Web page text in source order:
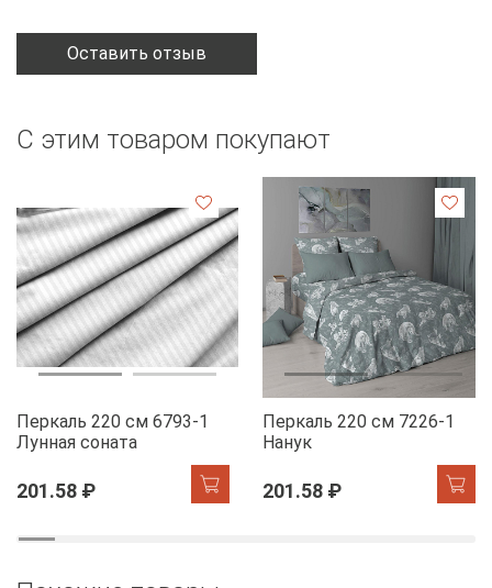
Оставить отзыв
С этим товаром покупают
Перкаль 220 см 6793-1
Лунная соната
201.58 ₽
Перкаль 220 см 7226-1
Нанук
201.58 ₽